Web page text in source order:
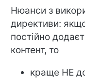
Нюанси з
директиви:
постійно
контент, то
краще НЕ